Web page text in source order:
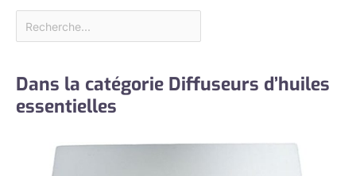
Dans la catégorie Diffuseurs d’huiles
essentielles